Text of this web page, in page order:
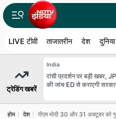
LIVE टीवी ताजातरीन देश दुनिया
ट्रेडिंग खबरें
India
रांची प्रदर्शन पर बड़ी खबर,
की जांच ED से कराएगी
होम देश पीएम मोदी 30 और 31 अक्टूबर को